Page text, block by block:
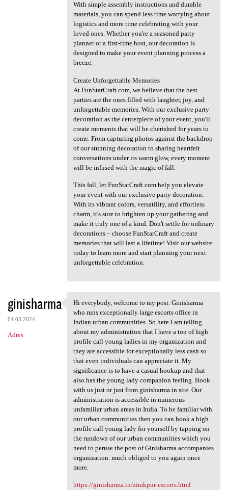
With simple assembly instructions and durable
materials, you can spend less time worrying about
logistics and more time celebrating with your
loved ones. Whether you're a seasoned party
planner or a first-time host, our decoration is
designed to make your event planning process a
breeze.
Create Unforgettable Memories
At FunStarCraft.com, we believe that the best
parties are the ones filled with laughter, joy, and
unforgettable memories. With our exclusive party
decoration as the centerpiece of your event, you'll
create moments that will be cherished for years to
come. From capturing photos against the backdrop
of our stunning decoration to sharing heartfelt
conversations under its warm glow, every moment
will be infused with the magic of fall.
This fall, let FunStarCraft.com help you elevate
your event with our exclusive party decoration.
With its vibrant colors, versatility, and effortless
charm, it's sure to brighten up your gathering and
make it truly one of a kind. Don't settle for ordinary
decorations – choose FunStarCraft and create
memories that will last a lifetime! Visit our website
today to learn more and start planning your next
unforgettable celebration.
ginisharma
04.03.2024
Adres
Hi everybody, welcome to my
Hi everybody, welcome to my post. Ginisharma
who runs exceptionally large escorts office in
Indian urban communities. So here I am telling
about my administration that I have a ton of high
profile call young ladies in my organization and
they are accessible for exceptionally less cash so
that even individuals can appreciate it. My
significance is to have a casual hookup and that
also has the young lady companion feeling. Book
with us just or just from ginisharma.in site. Our
administration is accessible in numerous
unfamiliar urban areas in India. To be familiar with
our urban communities then you can book a high
profile call young lady for yourself by tapping on
the rundown of our urban communities which you
need to peruse the post of Ginisharma accompanies
organization. much obliged to you again once
more.
https://ginisharma.in/zirakpur-escorts.html